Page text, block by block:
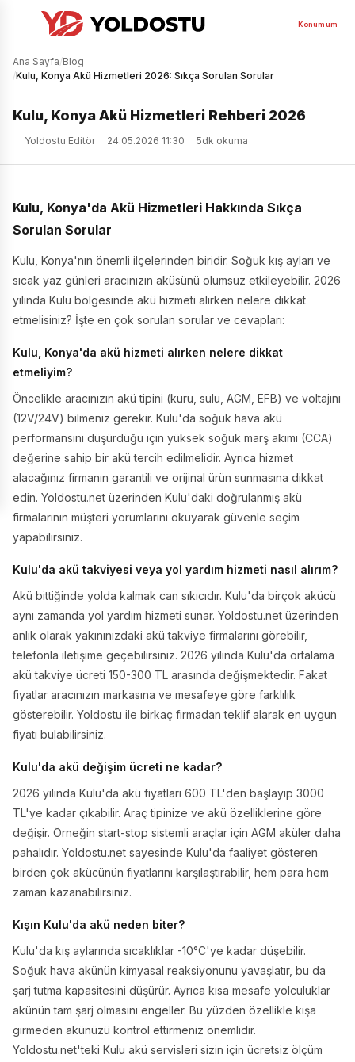
Konumum
Ana Sayfa/Blog
/Kulu, Konya Akü Hizmetleri 2026: Sıkça Sorulan Sorular
Kulu, Konya Akü Hizmetleri Rehberi 2026
Yoldostu Editör 24.05.2026 11:30 5dk okuma
Kulu, Konya'da Akü Hizmetleri Hakkında Sıkça
Sorulan Sorular
Kulu, Konya'nın önemli ilçelerinden biridir. Soğuk kış ayları ve
sıcak yaz günleri aracınızın aküsünü olumsuz etkileyebilir. 2026
yılında Kulu bölgesinde akü hizmeti alırken nelere dikkat
etmelisiniz? İşte en çok sorulan sorular ve cevapları:
Kulu, Konya'da akü hizmeti alırken nelere dikkat
etmeliyim?
Öncelikle aracınızın akü tipini (kuru, sulu, AGM, EFB) ve voltajını
(12V/24V) bilmeniz gerekir. Kulu'da soğuk hava akü
performansını düşürdüğü için yüksek soğuk marş akımı (CCA)
değerine sahip bir akü tercih edilmelidir. Ayrıca hizmet
alacağınız firmanın garantili ve orijinal ürün sunmasına dikkat
edin. Yoldostu.net üzerinden Kulu'daki doğrulanmış akü
firmalarının müşteri yorumlarını okuyarak güvenle seçim
yapabilirsiniz.
Kulu'da akü takviyesi veya yol yardım hizmeti nasıl alırım?
Akü bittiğinde yolda kalmak can sıkıcıdır. Kulu'da birçok akücü
aynı zamanda yol yardım hizmeti sunar. Yoldostu.net üzerinden
anlık olarak yakınınızdaki akü takviye firmalarını görebilir,
telefonla iletişime geçebilirsiniz. 2026 yılında Kulu'da ortalama
akü takviye ücreti 150-300 TL arasında değişmektedir. Fakat
fiyatlar aracınızın markasına ve mesafeye göre farklılık
gösterebilir. Yoldostu ile birkaç firmadan teklif alarak en uygun
fiyatı bulabilirsiniz.
Kulu'da akü değişim ücreti ne kadar?
2026 yılında Kulu'da akü fiyatları 600 TL'den başlayıp 3000
TL'ye kadar çıkabilir. Araç tipinize ve akü özelliklerine göre
değişir. Örneğin start-stop sistemli araçlar için AGM aküler daha
pahalıdır. Yoldostu.net sayesinde Kulu'da faaliyet gösteren
birden çok akücünün fiyatlarını karşılaştırabilir, hem para hem
zaman kazanabilirsiniz.
Kışın Kulu'da akü neden biter?
Kulu'da kış aylarında sıcaklıklar -10°C'ye kadar düşebilir.
Soğuk hava akünün kimyasal reaksiyonunu yavaşlatır, bu da
şarj tutma kapasitesini düşürür. Ayrıca kısa mesafe yolculuklar
akünün tam şarj olmasını engeller. Bu yüzden özellikle kışa
girmeden akünüzü kontrol ettirmeniz önemlidir.
Yoldostu.net'teki Kulu akü servisleri sizin için ücretsiz ölçüm